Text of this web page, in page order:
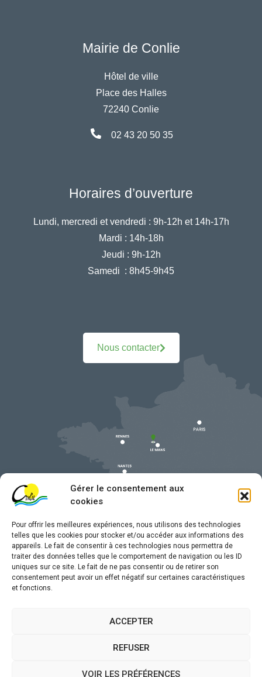
Gérer le consentement aux
cookies
Pour offrir les meilleures expériences, nous utilisons des technologies
telles que les cookies pour stocker et/ou accéder aux informations des
appareils. Le fait de consentir à ces technologies nous permettra de
traiter des données telles que le comportement de navigation ou les ID
uniques sur ce site. Le fait de ne pas consentir ou de retirer son
consentement peut avoir un effet négatif sur certaines caractéristiques
et fonctions.
ACCEPTER
REFUSER
VOIR LES PRÉFÉRENCES
Mairie de Conlie
Hôtel de ville
Place des Halles
72240 Conlie
02 43 20 50 35
Horaires d’ouverture
Lundi, mercredi et vendredi : 9h-12h et 14h-17h
Mardi : 14h-18h
Jeudi : 9h-12h
Samedi : 8h45-9h45
Nous contacter
Mentions légales
Traitement de données personnelles